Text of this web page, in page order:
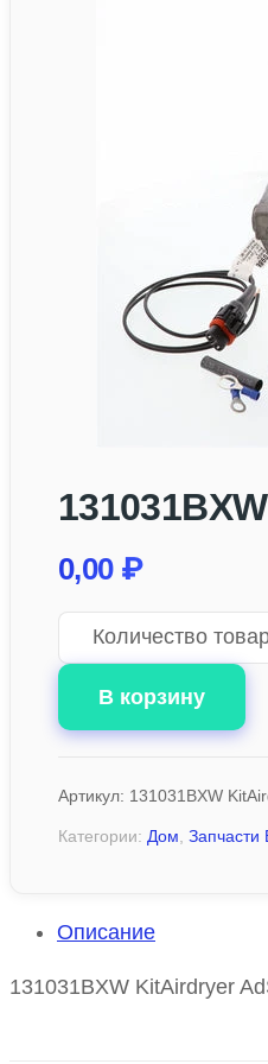
0,00 ₽
Количество
В корзину
Артикул: 131031BXW
Категории: Дом, Запчасти
Описание
131031BXW KitAirdryer